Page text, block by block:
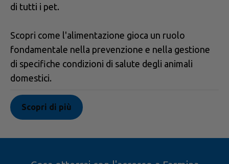
di tutti i pet.
Scopri come l'alimentazione gioca un ruolo
fondamentale nella prevenzione e nella gestione
di specifiche condizioni di salute degli animali
domestici.
Scopri di più